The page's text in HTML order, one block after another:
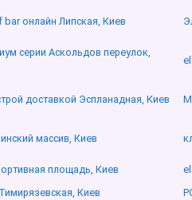
bar онлайн Липская, Киев
серии Аскольдов переулок,
доставкой Эспланадная, Киев
массив, Киев
площадь, Киев
Киев